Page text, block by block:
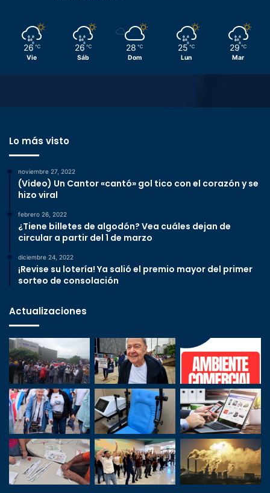
26 ℃
Vie
26 ℃
Sáb
28 ℃
Dom
25 ℃
Lun
29 ℃
Mar
Lo más visto
noviembre 27, 2022
(Video) Un Cantor «cantó» gol tico con el corazón y se
hizo viral
febrero 26, 2022
¿Tiene billetes de algodón? Vea cuáles dejan de
circular a partir del 1 de marzo
diciembre 24, 2022
¡Revise su lotería! Ya salió el premio mayor del primer
sorteo de consolación
Actualizaciones